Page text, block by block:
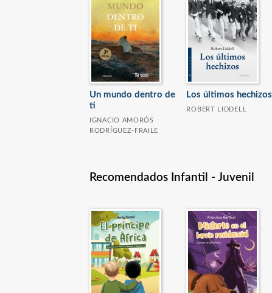
Un mundo dentro de
ti
IGNACIO AMORÓS
RODRÍGUEZ-FRAILE
Los últimos hechizos
ROBERT LIDDELL
Recomendados Infantil - Juvenil